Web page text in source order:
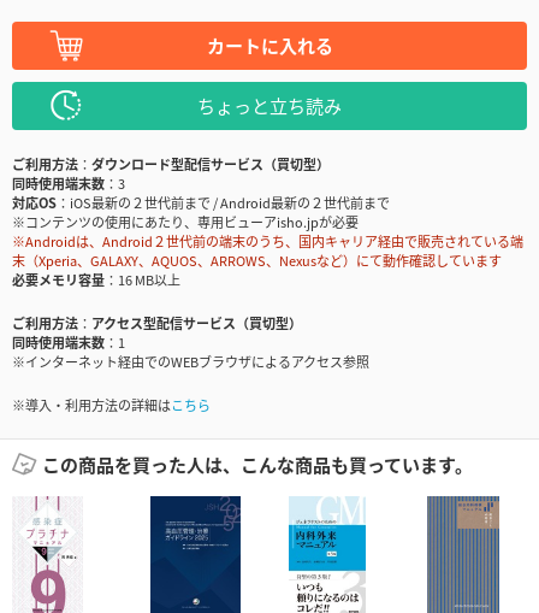
カートに入れる
ちょっと立ち読み
ご利用方法
ダウンロード型配信サービス（買切型）
同時使用端末数
3
対応OS
iOS最新の２世代前まで / Android最新の２世代前まで
※コンテンツの使用にあたり、専用ビューアisho.jpが必要
※Androidは、Android２世代前の端末のうち、国内キャリア経由で販売されている端
末（Xperia、GALAXY、AQUOS、ARROWS、Nexusなど）にて動作確認しています
必要メモリ容量
16 MB以上
ご利用方法
アクセス型配信サービス（買切型）
同時使用端末数
1
※インターネット経由でのWEBブラウザによるアクセス参照
※導入・利用方法の詳細はこちら
この商品を買った人は、こんな商品も買っています。